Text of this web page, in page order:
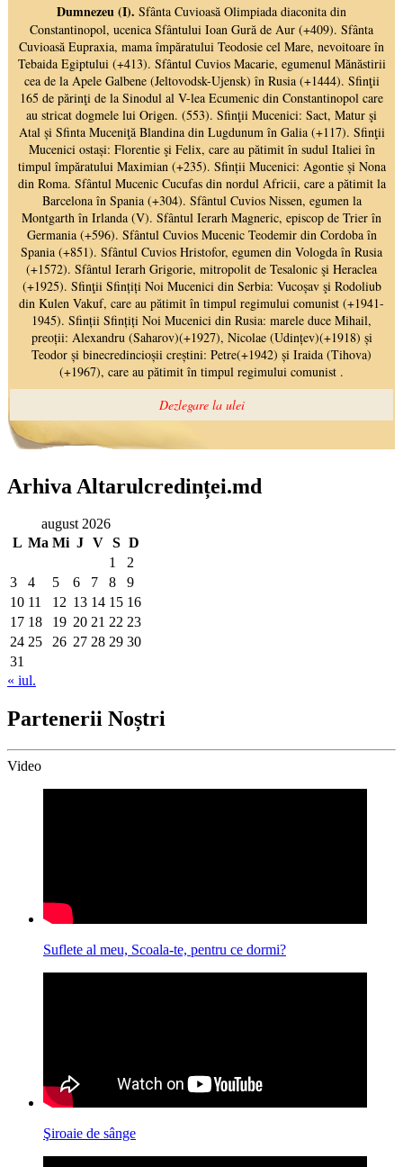
Arhiva Altarulcredinței.md
august 2026
L Ma Mi J V S D
1
2
3
4 5 6 7 8
9
10 11 12 13 14 15 16
17 18 19 20 21 22 23
24 25 26 27 28 29 30
31
« iul.
Partenerii Noștri
Video
Suflete al meu, Scoala-te, pentru ce dormi?
Şiroaie de sânge